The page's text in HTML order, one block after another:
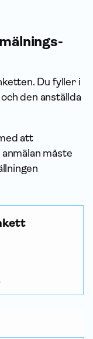
Du fyller i
den anställda
att
måste